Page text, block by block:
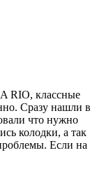
RIO, классные
Сразу нашли в
что нужно
колодки, а так
Если на